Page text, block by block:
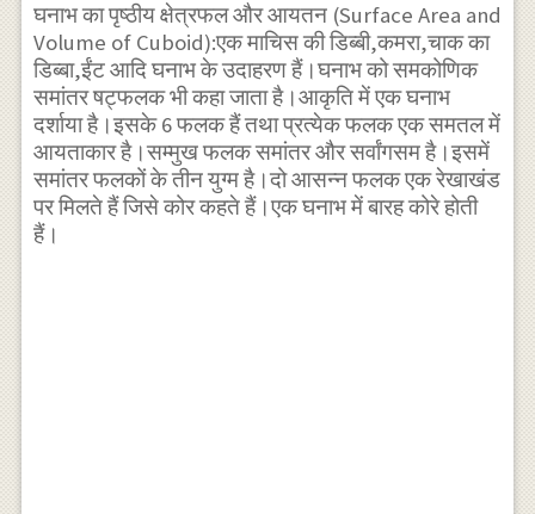
घनाभ का पृष्ठीय क्षेत्रफल और आयतन (Surface Area and
Volume of Cuboid):एक माचिस की डिब्बी,कमरा,चाक का
डिब्बा,ईंट आदि घनाभ के उदाहरण हैं।घनाभ को समकोणिक
समांतर षट्फलक भी कहा जाता है।आकृति में एक घनाभ
दर्शाया है।इसके 6 फलक हैं तथा प्रत्येक फलक एक समतल में
आयताकार है।सम्मुख फलक समांतर और सर्वांगसम है।इसमें
समांतर फलकों के तीन युग्म है।दो आसन्न फलक एक रेखाखंड
पर मिलते हैं जिसे कोर कहते हैं।एक घनाभ में बारह कोरे होती
हैं।